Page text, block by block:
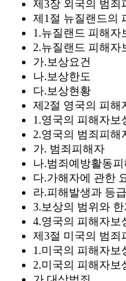
제3장 외국의 범죄
제1절 뉴질랜드의
1.뉴질랜드 피해자
2.뉴질랜드 피해자
가.보상요건
나.보상한도
다.보상현황
제2절 영국의 피해
1.영국의 피해자보
2.영국의 범죄피해
가. 범죄피해자
나.범죄예방활동
다.가해자에 관한
라.피해발생과 등
3.보상의 범위와 한
4.영국의 피해자보
제3절 미국의 범죄
1.미국의 피해자보
2.미국의 피해자보